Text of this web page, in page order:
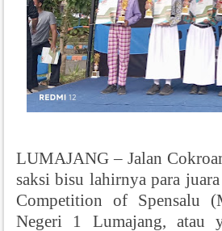
LUMAJANG – Jalan
saksi bisu lahirnya para
Competition of Spensalu
Negeri 1 Lumajang, atau